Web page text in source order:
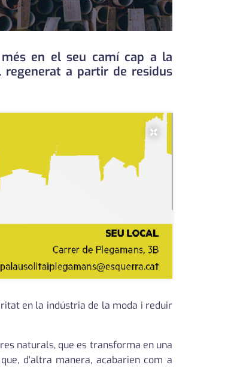
en el seu camí cap a la
regenerat a partir de residus
×
en la indústria de la moda i reduir
naturals, que es transforma en una
d'altra manera, acabarien com a